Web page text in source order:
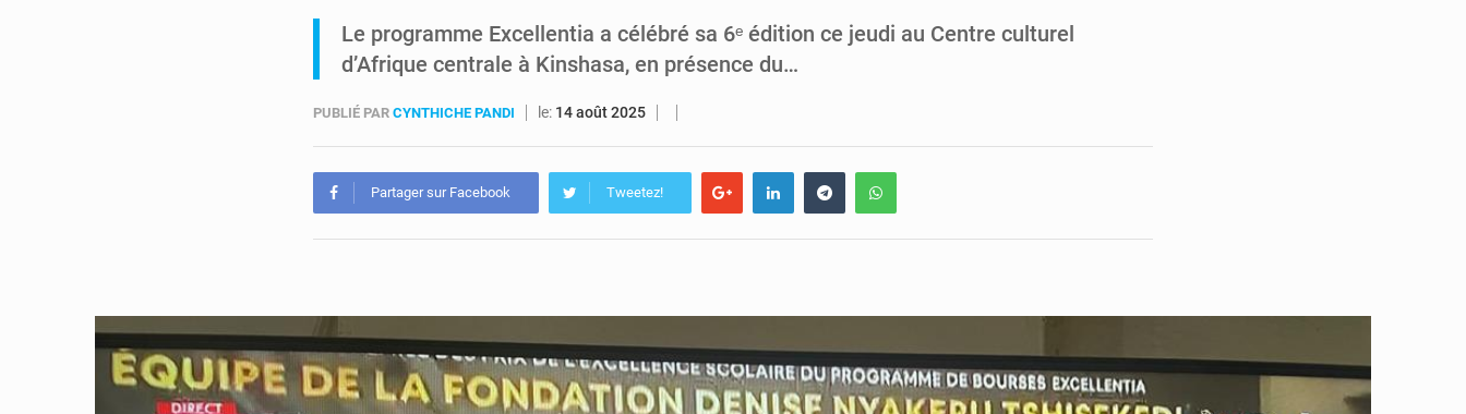
Le programme Excellentia a célébré sa 6ᵉ édition ce jeudi au Centre culturel
d’Afrique centrale à Kinshasa, en présence du…
PUBLIÉ PAR CYNTHICHE PANDI le: 14 août 2025
Partager sur Facebook Tweetez!